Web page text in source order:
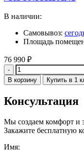
В наличии:
Самовывоз:
Площадь
76 990 ₽
Количество
В корзину Купить в 1
Консультация
Мы создаем комфорт и
Закажите бесплатную
Имя: